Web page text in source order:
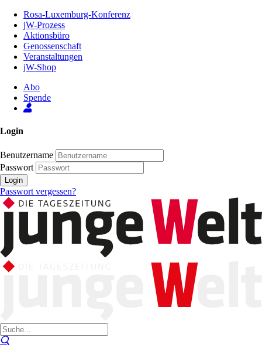
Inhalt
Seite
Rosa-Luxemburg-Konferenz
jW-Prozess
Aktionsbüro
Genossenschaft
Veranstaltungen
jW-Shop
Abo
Spende
Login
Benutzername
Passwort
Login
Passwort vergessen?